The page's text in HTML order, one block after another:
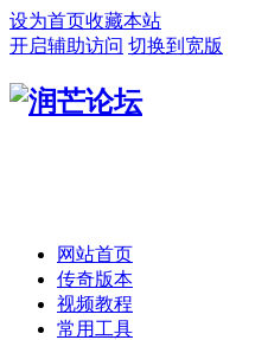
设为首页收藏本站
开启辅助访问 切换到宽版
网站首页
传奇版本
视频教程
常用工具